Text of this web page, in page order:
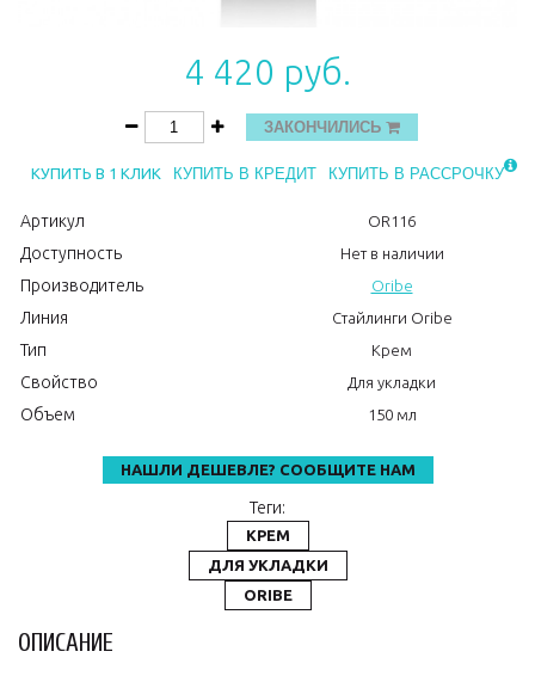
4 420 руб.
ЗАКОНЧИЛИСЬ
КУПИТЬ В 1 КЛИК КУПИТЬ В КРЕДИТ КУПИТЬ В РАССРОЧКУ
Артикул OR116
Доступность Нет в наличии
Производитель Oribe
Линия Стайлинги Oribe
Тип Крем
Свойство Для укладки
Объем 150 мл
НАШЛИ ДЕШЕВЛЕ? СООБЩИТЕ НАМ
Теги:
КРЕМ
ДЛЯ УКЛАДКИ
ORIBE
ОПИСАНИЕ